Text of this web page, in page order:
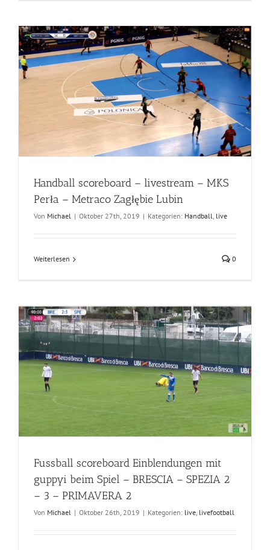
Handball scoreboard – livestream – MKS
Perła – Metraco Zagłębie Lubin
Von Michael | Oktober 27th, 2019 | Kategorien: Handball, live
Weiterlesen 0
Fussball scoreboard Einblendungen mit
guppyi beim Spiel – BRESCIA – SPEZIA 2
– 3 – PRIMAVERA 2
Von Michael | Oktober 26th, 2019 | Kategorien: live, livefootball